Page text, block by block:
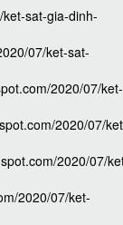
sat-gia-dinh-
07/ket-sat-
2020/07/ket-
2020/07/
2020/07/
2020/07/ket-